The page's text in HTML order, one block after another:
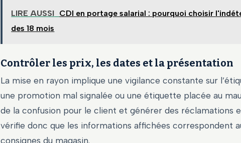
LIRE AUSSI CDI en portage salarial : pourquoi choisir
des 18 mois
Contrôler les prix, les dates et la présentation
La mise en rayon implique une vigilance constante sur
une promotion mal signalée ou une étiquette placée au
de la confusion pour le client et générer des réclamations
vérifie donc que les informations affichées correspondent
consignes du magasin.